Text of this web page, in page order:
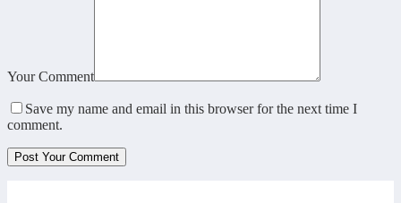
Your Comment
Save my name and email in this browser for the next time I
comment.